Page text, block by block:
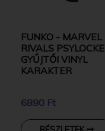
FUNKO - MARVEL
RIVALS PSYLOCKE
GYŰJTŐI VINYL
KARAKTER
6890 Ft